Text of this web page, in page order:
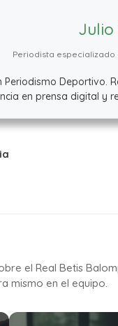
Julio
Periodista especializado
Deportivo.
en prensa digital y
el Real Betis
mismo en el equipo.